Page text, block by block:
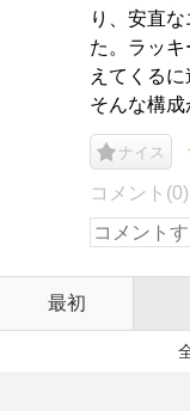
り、安直
た。ラッ
えてくる
そんな構成
ナイス
コメント(0)
最初